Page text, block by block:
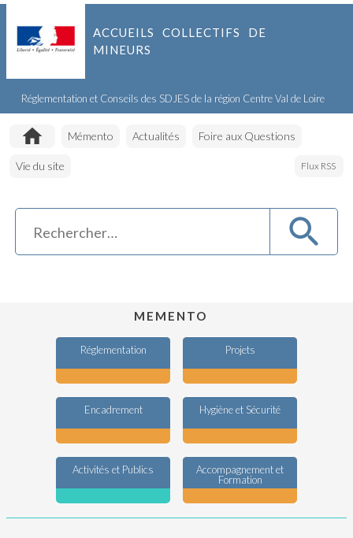
ACCUEILS COLLECTIFS DE
MINEURS
Réglementation et Conseils des SDJES de la région Centre Val de Loire
Accueil Mémento Actualités Foire aux Questions
Vie du site Flux RSS
MEMENTO
Réglementation Projets
Encadrement Hygiène et Sécurité
Activités et Publics
Accompagnement et
Formation